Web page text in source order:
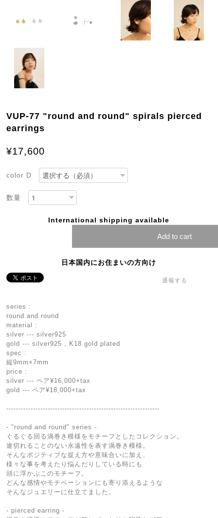
VUP-77 "round and round" spirals pierced
earrings
¥17,600
color D
数量
International shipping available
Add to cart
日本国内にお住まいの方向け
通報する
series :
round and round
material :
silver --- silver925
gold --- silver925 , K18 gold plated
spec :
縦9mm×7mm
price :
silver --- ペア¥16,000+tax
gold --- ペア¥18,000+tax
---------------------------------------------------------------
- "round and round" series -
ぐるぐる回る渦巻き模様をモチーフとしたコレクション。
途切れることのない永遠性を表す渦巻き模様。
そんなポジティブな捉え方や意味合いに加え、
様々な事を考えたり悩んだりしている時にも
頭に浮かぶこのモチーフ。
どんな感情やモチベーションにも寄り添えるような
そんなジュエリーに仕立てました。
- pierced earring -